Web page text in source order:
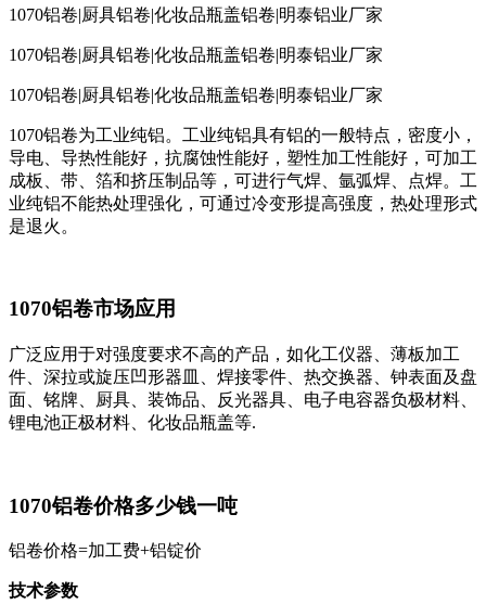
1070铝卷|厨具铝卷|化妆品瓶盖铝卷|明泰铝业厂家
1070铝卷|厨具铝卷|化妆品瓶盖铝卷|明泰铝业厂家
1070铝卷|厨具铝卷|化妆品瓶盖铝卷|明泰铝业厂家
1070铝卷为工业纯铝。工业纯铝具有铝的一般特点，密度小，
导电、导热性能好，抗腐蚀性能好，塑性加工性能好，可加工
成板、带、箔和挤压制品等，可进行气焊、氩弧焊、点焊。工
业纯铝不能热处理强化，可通过冷变形提高强度，热处理形式
是退火。
1070铝卷市场应用
广泛应用于对强度要求不高的产品，如化工仪器、薄板加工
件、深拉或旋压凹形器皿、焊接零件、热交换器、钟表面及盘
面、铭牌、厨具、装饰品、反光器具、电子电容器负极材料、
锂电池正极材料、化妆品瓶盖等.
1070铝卷价格多少钱一吨
铝卷价格=加工费+铝锭价
技术参数